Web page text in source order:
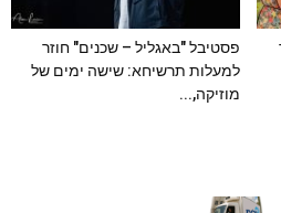
פסטיבל "באגליל – שכנים" חוזר
למעלות תרשיחא: שישה ימים של
מוזיקה,...